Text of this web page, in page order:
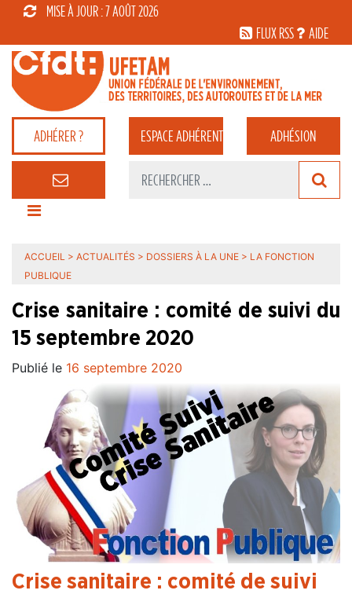
MISE À JOUR : 7 AOÛT 2026
FLUX RSS
AIDE
ADHÉRER ? ESPACEADHÉRENT ADHÉSION
ACCUEIL > ACTUALITÉS > DOSSIERS À LA UNE > LA FONCTION
PUBLIQUE
Crise sanitaire : comité de suivi du
15 septembre 2020
Publié le 16 septembre 2020
Crise sanitaire : comité de suivi